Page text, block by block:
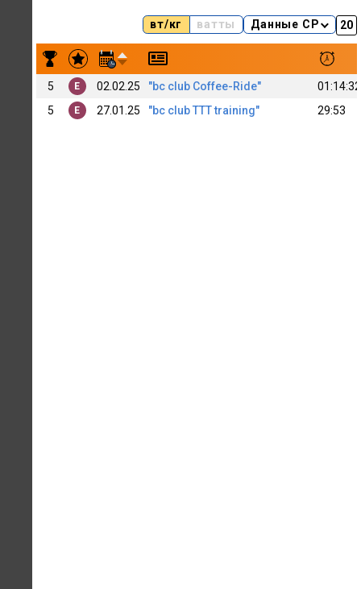
вт/кг ватты Данные CP
Результаты заездов Dmitry Shirshov
5 E 02.02.25 "bc club Coffee-Ride"
01:14:32
5
E 27.01.25 "bc club TTT training" 29:53